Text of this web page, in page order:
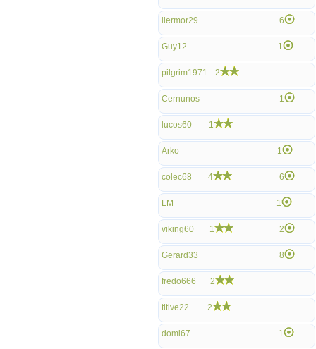
liermor29 6
Guy12 1
pilgrim1971 2
Cernunos 1
lucos60 1
Arko 1
colec68 4 6
LM 1
viking60 1 2
Gerard33 8
fredo666 2
titive22 2
domi67 1